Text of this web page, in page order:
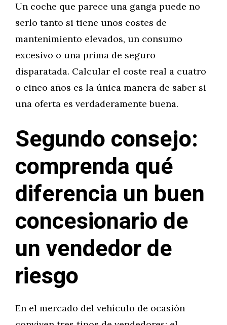
Un coche que parece una ganga puede no
serlo tanto si tiene unos costes de
mantenimiento elevados, un consumo
excesivo o una prima de seguro
disparatada. Calcular el coste real a cuatro
o cinco años es la única manera de saber si
una oferta es verdaderamente buena.
Segundo consejo:
comprenda qué
diferencia un buen
concesionario de
un vendedor de
riesgo
En el mercado del vehículo de ocasión